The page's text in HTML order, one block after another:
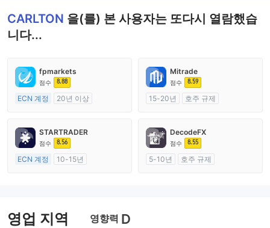
CARLTON 을(를) 본 사용자는 또다시 열람했습
니다...
fpmarkets
점수 8.88
ECN 계정
20년 이상
외환 거래 라이선스 (MM)
마스터 레이블 MT4
Mitrade
점수 8.59
15-20년
호주 규제
자체 연구개발
STARTRADER
점수 8.56
ECN 계정
10-15년
DecodeFX
점수 8.55
5-10년
호주 규제
영업 지역 영향력 D